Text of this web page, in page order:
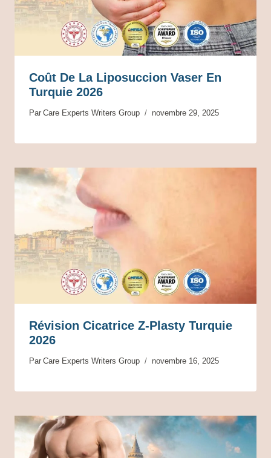
Coût De La Liposuccion Vaser En
Turquie 2026
Par Care Experts Writers Group novembre 29, 2025
Révision Cicatrice Z-Plasty Turquie
2026
Par Care Experts Writers Group novembre 16, 2025